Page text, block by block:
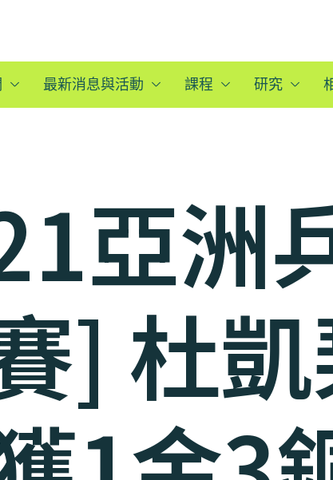
最新消息與活動 課程 研究
亞洲
] 杜